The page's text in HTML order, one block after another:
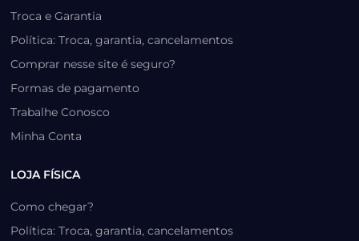
Troca e Garantia
Política: Troca, garantia, cancelamentos
Comprar nesse site é seguro?
Formas de pagamento
Trabalhe Conosco
Minha Conta
LOJA FÍSICA
Como chegar?
Política: Troca, garantia, cancelamentos